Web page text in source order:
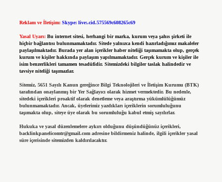
Reklam ve İletişim: Skype: live:.cid.575569c608265c69
Yasal Uyarı: Bu internet sitesi, herhangi bir marka, kurum veya şahıs şirketi ile
hiçbir bağlantısı bulunmamaktadır. Sitede yalnızca kendi hazırladığımız makaleler
paylaşılmaktadır. Burada yer alan içerikler haber niteliği taşımamakta olup, gerçek
kurum ve kişiler hakkında paylaşım yapılmamaktadır. Gerçek kurum ve kişiler ile
isim benzerlikleri tamamen tesadüfidir. Sitemizdeki bilgiler taslak halindedir ve
tavsiye niteliği taşımazlar.
Sitemiz, 5651 Sayılı Kanun gereğince Bilgi Teknolojileri ve İletişim Kurumu (BTK)
tarafından onaylanmış bir Yer Sağlayıcı olarak hizmet vermektedir. Bu nedenle,
sitedeki içerikleri proaktif olarak denetleme veya araştırma yükümlülüğümüz
bulunmamaktadır. Ancak, üyelerimiz yazdıkları içeriklerin sorumluluğunu
taşımakta olup, siteye üye olarak bu sorumluluğu kabul etmiş sayılırlar.
Hukuka ve yasal düzenlemelere aykırı olduğunu düşündüğünüz içerikleri,
backlinkpanelicomtr@gmail.comadresine bildirmeniz halinde, ilgili içerikler yasal
süre içerisinde sitemizden kaldırılacaktır.